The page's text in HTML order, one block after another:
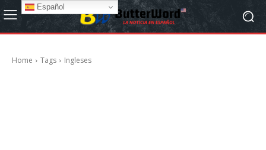
Home Tags Ingleses
Español